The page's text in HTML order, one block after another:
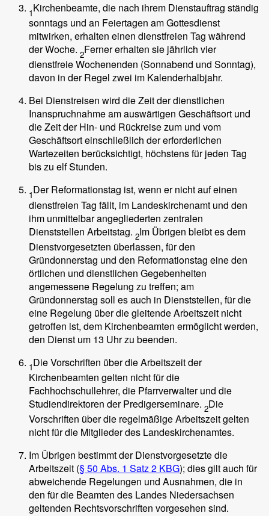
1Kirchenbeamte, die nach ihrem Dienstauftrag ständig
sonntags und an Feiertagen am Gottesdienst
mitwirken, erhalten einen dienstfreien Tag während
der Woche. 2Ferner erhalten sie jährlich vier
dienstfreie Wochenenden (Sonnabend und Sonntag),
davon in der Regel zwei im Kalenderhalbjahr.
Bei Dienstreisen wird die Zeit der dienstlichen
Inanspruchnahme am auswärtigen Geschäftsort und
die Zeit der Hin- und Rückreise zum und vom
Geschäftsort einschließlich der erforderlichen
Wartezeiten berücksichtigt, höchstens für jeden Tag
bis zu elf Stunden.
1Der Reformationstag ist, wenn er nicht auf einen
dienstfreien Tag fällt, im Landeskirchenamt und den
ihm unmittelbar angegliederten zentralen
Dienststellen Arbeitstag. 2Im Übrigen bleibt es dem
Dienstvorgesetzten überlassen, für den
Gründonnerstag und den Reformationstag eine den
örtlichen und dienstlichen Gegebenheiten
angemessene Regelung zu treffen; am
Gründonnerstag soll es auch in Dienststellen, für die
eine Regelung über die gleitende Arbeitszeit nicht
getroffen ist, dem Kirchenbeamten ermöglicht werden,
den Dienst um 13 Uhr zu beenden.
1Die Vorschriften über die Arbeitszeit der
Kirchenbeamten gelten nicht für die
Fachhochschullehrer, die Pfarrverwalter und die
Studiendirektoren der Predigerseminare. 2Die
Vorschriften über die regelmäßige Arbeitszeit gelten
nicht für die Mitglieder des Landeskirchenamtes.
Im Übrigen bestimmt der Dienstvorgesetzte die
Arbeitszeit (§ 50 Abs. 1 Satz 2 KBG); dies gilt auch für
abweichende Regelungen und Ausnahmen, die in
den für die Beamten des Landes Niedersachsen
geltenden Rechtsvorschriften vorgesehen sind.